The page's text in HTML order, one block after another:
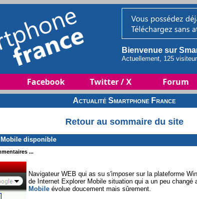
Bienvenue sur
Actuellement, 125
Facebook Twitter / X Forum
Actualité Smartphone France
Retour au sommaire du site
disponible
...
Navigateur WEB qui as su s'imposer sur la plateforme
de Internet Explorer Mobile situation qui a un peu changé
Mobile évolue doucement mais sûrement.